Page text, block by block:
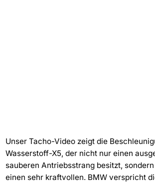
Unser Tacho-Video zeigt die
Wasserstoff-X5, der nicht nur einen
sauberen Antriebsstrang besitzt,
einen sehr kraftvollen. BMW verspricht